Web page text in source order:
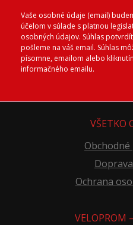
Vaše osobné údaje (email)
účelom v súlade s platnou
osobných údajov. Súhlas
pošleme na váš email. Súhlas
písomne, emailom alebo
informačného emailu.
VŠETKO
Ochrana
VELOPROM